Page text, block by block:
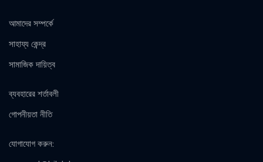
আমাদের সম্পর্কে
সাহায্য কেন্দ্র
সামাজিক দায়িত্ব
ব্যবহারের শর্তাবলী
গোপনীয়তা নীতি
যোগাযোগ করুন: